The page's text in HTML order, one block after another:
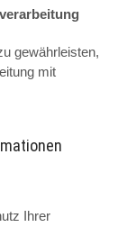
gewährleisten,
mit
Ihrer